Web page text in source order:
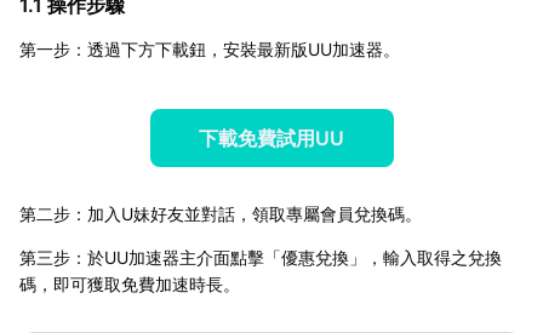
第一步：透過下方下載鈕，安裝最新版UU加速器。
下載免費試用UU
第二步：加入U妹好友並對話，領取專屬會員兌換碼。
第三步：於UU加速器主介面點擊「優惠兌換」，輸入取得之兌換
碼，即可獲取免費加速時長。